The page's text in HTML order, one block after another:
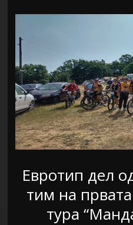
Евротип дел
тим на
тура